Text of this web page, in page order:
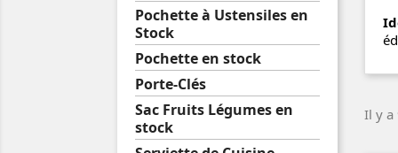
Pochette à Ustensiles en
Stock
Pochette en stock
Porte-Clés
Sac Fruits Légumes en
stock
Il y a